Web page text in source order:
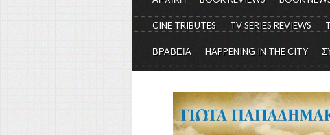
CINE TRIBUTES TV SERIES REVIEWS
ΒΡΑΒΕΙΑ HAPPENING IN THE CITY